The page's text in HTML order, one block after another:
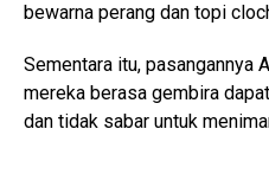
bewarna perang dan topi
Sementara itu, pasangannya
mereka berasa gembira
dan tidak sabar untuk